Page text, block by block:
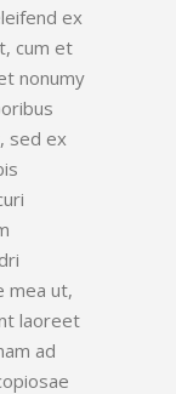
ex
cum et
nonumy
sed ex
mea ut,
laoreet
ad